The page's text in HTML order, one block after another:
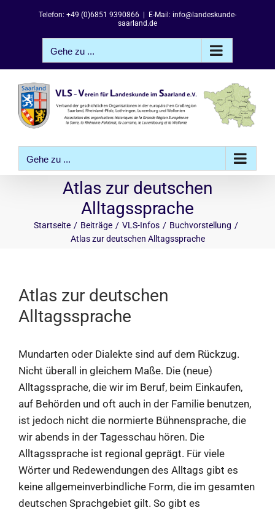
Telefon: +49 (0)6851 9390866
E-Mail: info@landeskunde-
saarland.de
Gehe zu ...
Gehe zu ...
Atlas zur deutschen
Alltagssprache
Startseite Beiträge VLS-Infos
Buchvorstellung
Atlas zur deutschen Alltagssprache
Atlas zur deutschen
Alltagssprache
Mundarten oder Dialekte sind auf dem Rückzug.
Nicht überall in gleichem Maße. Die (neue)
Alltagssprache, die wir im Beruf, beim Einkaufen,
auf Behörden und oft auch in der Familie benutzen,
ist jedoch nicht die normierte Bühnensprache, die
wir abends in der Tagesschau hören. Die
Alltagssprache ist regional geprägt. Für viele
Wörter und Redewendungen des Alltags gibt es
keine allgemeinverbindliche Form, die im gesamten
deutschen Sprachgebiet gilt. So gibt es